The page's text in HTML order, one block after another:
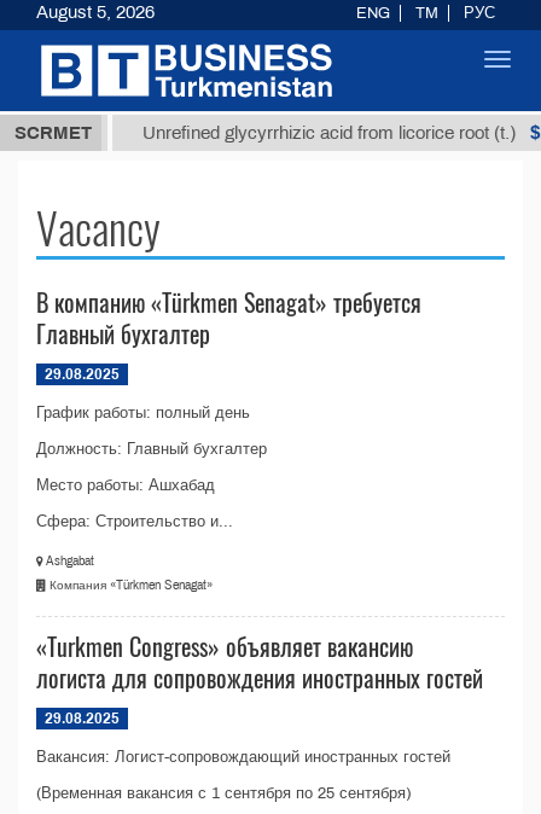
SCRMET
ТМТ Unrefined glycyrrhizic acid from licorice root (t.)
Vacancy
В компанию «Türkmen Senagat» требуется
Главный бухгалтер
29.08.2025
График работы: полный день
Должность: Главный бухгалтер
Место работы: Ашхабад
Сфера: Строительство и...
Ashgabat
Компания «Türkmen Senagat»
«Turkmen Congress» объявляет вакансию
логиста для сопровождения иностранных гостей
29.08.2025
Вакансия: Логист-сопровождающий иностранных гостей
(Временная вакансия с 1 сентября по 25 сентября)
August 5, 2026 ENG TM РУС